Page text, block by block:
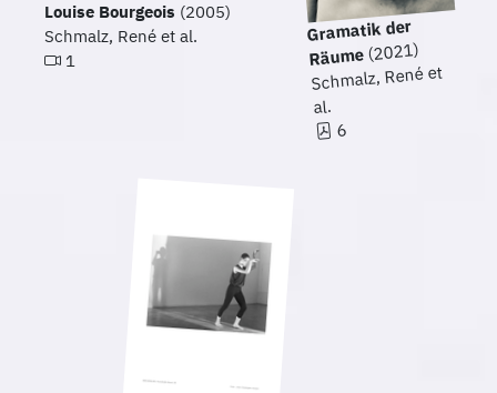
Louise Bourgeois (2005)
Schmalz, René et al.
1
Gramatik der
Räume(2021)
Schmalz, René et
al.
6